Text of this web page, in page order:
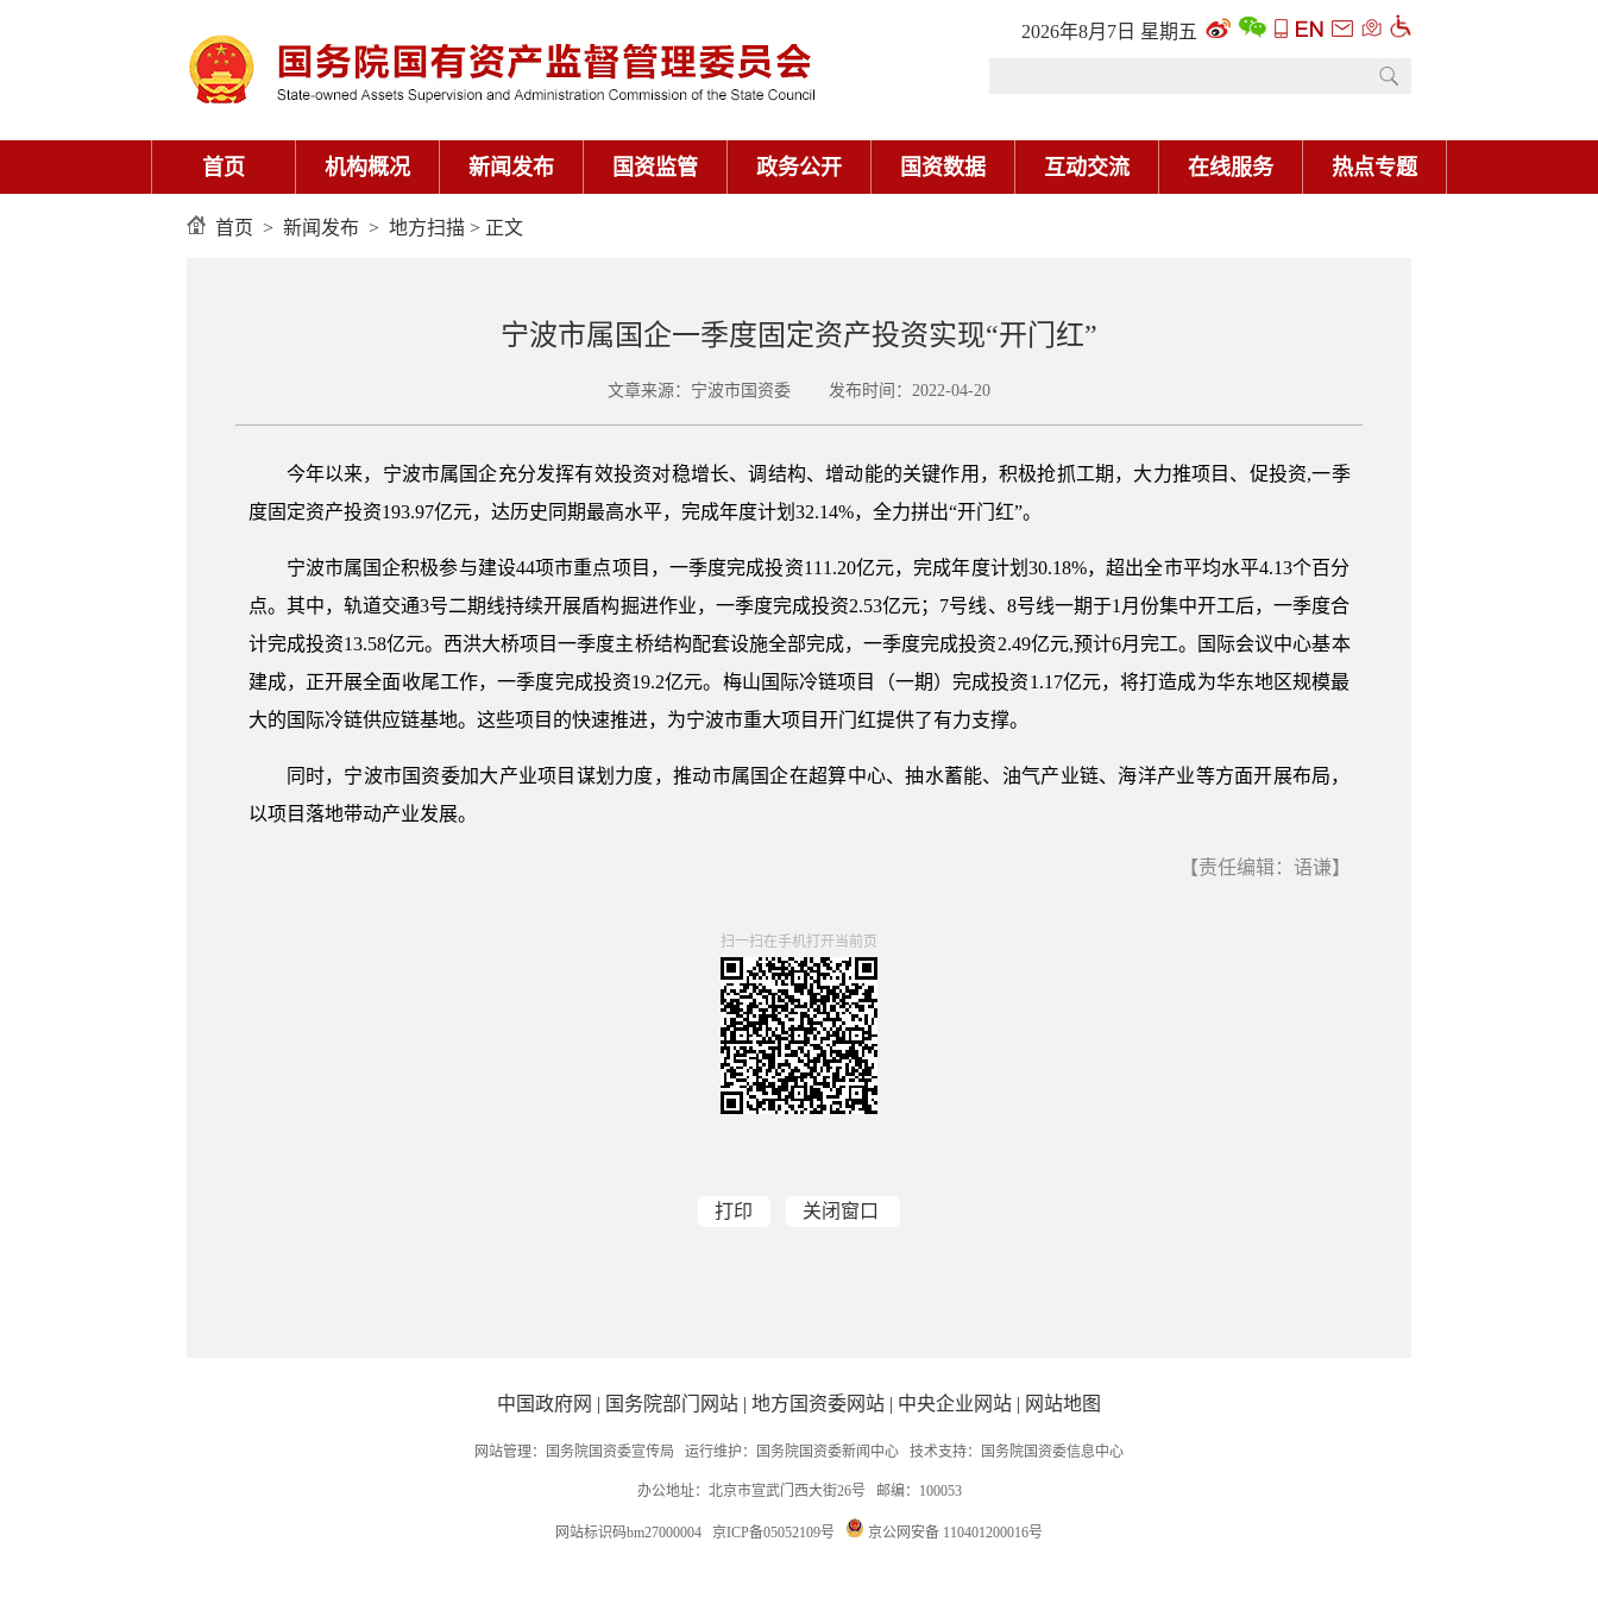
2026年8月7日 星期五
首页 机构概况 新闻发布 国资监管 政务公开 国资数据 互动交流 在线服务 热点专题
首页 > 新闻发布 > 地方扫描 > 正文
宁波市属国企一季度固定资产投资实现“开门红”
文章来源：宁波市国资委 发布时间：2022-04-20
今年以来，宁波市属国企充分发挥有效投资对稳增长、调结构、增动能的关键作用，积极抢抓工期，大力推项目、促投资,一季
度固定资产投资193.97亿元，达历史同期最高水平，完成年度计划32.14%，全力拼出“开门红”。
宁波市属国企积极参与建设44项市重点项目，一季度完成投资111.20亿元，完成年度计划30.18%，超出全市平均水平4.13个百分
点。其中，轨道交通3号二期线持续开展盾构掘进作业，一季度完成投资2.53亿元；7号线、8号线一期于1月份集中开工后，一季度合
计完成投资13.58亿元。西洪大桥项目一季度主桥结构配套设施全部完成，一季度完成投资2.49亿元,预计6月完工。国际会议中心基本
建成，正开展全面收尾工作，一季度完成投资19.2亿元。梅山国际冷链项目（一期）完成投资1.17亿元，将打造成为华东地区规模最
大的国际冷链供应链基地。这些项目的快速推进，为宁波市重大项目开门红提供了有力支撑。
同时，宁波市国资委加大产业项目谋划力度，推动市属国企在超算中心、抽水蓄能、油气产业链、海洋产业等方面开展布局，
以项目落地带动产业发展。
【责任编辑：语谦】
扫一扫在手机打开当前页
打印 关闭窗口